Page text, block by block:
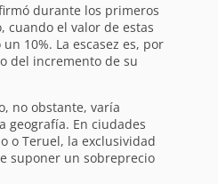
durante los primeros
cuando el valor de estas
10%. La escasez es, por
del incremento de su
no obstante, varía
geografía. En ciudades
o Teruel, la exclusividad
suponer un sobreprecio